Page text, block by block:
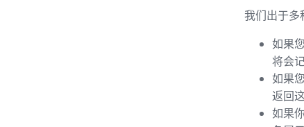
我们出于多
如果
将会
如果
返回
如果